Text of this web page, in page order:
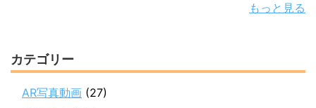
もっと見る
カテゴリー
AR写真動画 (27)